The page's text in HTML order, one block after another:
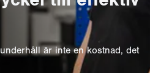
är inte en kostnad, det